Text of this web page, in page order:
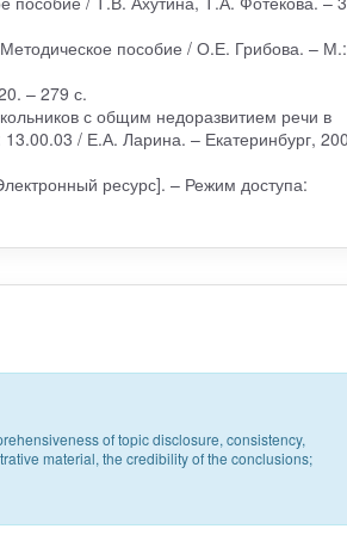
пособие / О.Е. Грибова. – М.:
– 279 с.
с общим недоразвитием речи в
/ Е.А. Ларина. – Екатеринбург,
ресурс]. – Режим доступа:
of topic disclosure, consistency,
material, the credibility of the conclusions;